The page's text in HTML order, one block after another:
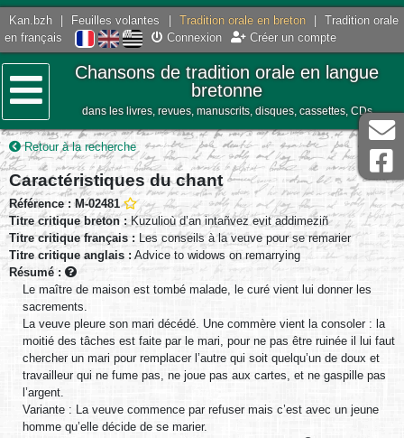
Kan.bzh Feuilles volantes Tradition orale en breton
Tradition orale
en français
Connexion Créer un compte
Menu
Chansons de tradition orale en langue
bretonne
dans les livres, revues, manuscrits, disques, cassettes, CDs
Retour à la recherche
Caractéristiques du chant
Référence : M-02481
Titre critique breton : Kuzulioù d’an intañvez evit addimeziñ
Titre critique français : Les conseils à la veuve pour se remarier
Titre critique anglais : Advice to widows on remarrying
Résumé :
Le maître de maison est tombé malade, le curé vient lui donner les
sacrements.
La veuve pleure son mari décédé. Une commère vient la consoler : la
moitié des tâches est faite par le mari, pour ne pas être ruinée il lui faut
chercher un mari pour remplacer l’autre qui soit quelqu’un de doux et
travailleur qui ne fume pas, ne joue pas aux cartes, et ne gaspille pas
l’argent.
Variante : La veuve commence par refuser mais c’est avec un jeune
homme qu’elle décide de se marier.